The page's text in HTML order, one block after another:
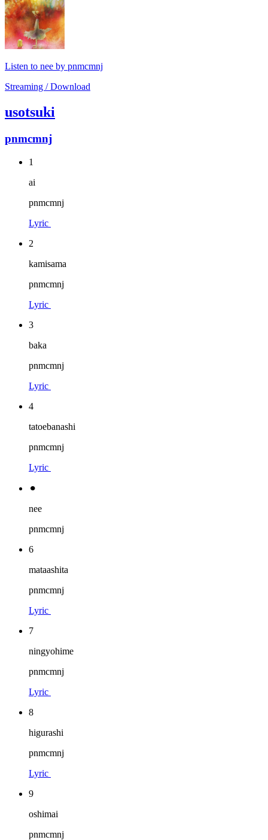
Listen to nee by pnmcmnj
Streaming / Download
usotsuki
pnmcmnj
1
ai
pnmcmnj
Lyric
2
kamisama
pnmcmnj
Lyric
3
baka
pnmcmnj
Lyric
4
tatoebanashi
pnmcmnj
Lyric
⚫︎
nee
pnmcmnj
6
mataashita
pnmcmnj
Lyric
7
ningyohime
pnmcmnj
Lyric
8
higurashi
pnmcmnj
Lyric
9
oshimai
pnmcmnj